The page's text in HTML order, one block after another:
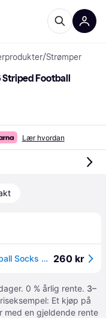
/Strømper
Football
Lær hvordan
PUMA Switzerland 2026 Striped Football Socks Men, Clothing, Red/White, 39-42 260 kr
0 % årlig rente. 3–
Et kjøp på
med en gjeldende rente